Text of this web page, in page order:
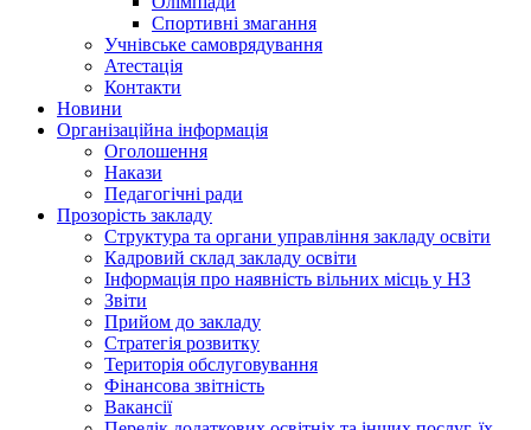
Спортивні змагання
Учнівське самоврядування
Атестація
Контакти
Новини
Організаційна інформація
Оголошення
Накази
Педагогічні ради
Прозорість закладу
Структура та органи управління закладу освіти
Кадровий склад закладу освіти
Інформація про наявність вільних місць у НЗ
Звіти
Прийом до закладу
Стратегія розвитку
Територія обслуговування
Фінансова звітність
Вакансії